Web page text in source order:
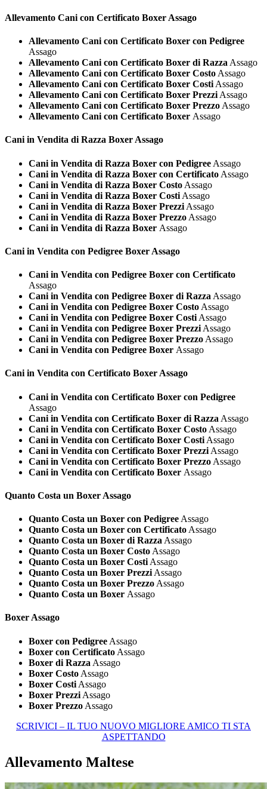
Allevamento Cani con Certificato Boxer Assago
Allevamento Cani con Certificato Boxer con Pedigree
Assago
Allevamento Cani con Certificato Boxer di Razza Assago
Allevamento Cani con Certificato Boxer Costo Assago
Allevamento Cani con Certificato Boxer Costi Assago
Allevamento Cani con Certificato Boxer Prezzi Assago
Allevamento Cani con Certificato Boxer Prezzo Assago
Allevamento Cani con Certificato Boxer Assago
Cani in Vendita di Razza Boxer Assago
Cani in Vendita di Razza Boxer con Pedigree Assago
Cani in Vendita di Razza Boxer con Certificato Assago
Cani in Vendita di Razza Boxer Costo Assago
Cani in Vendita di Razza Boxer Costi Assago
Cani in Vendita di Razza Boxer Prezzi Assago
Cani in Vendita di Razza Boxer Prezzo Assago
Cani in Vendita di Razza Boxer Assago
Cani in Vendita con Pedigree Boxer Assago
Cani in Vendita con Pedigree Boxer con Certificato
Assago
Cani in Vendita con Pedigree Boxer di Razza Assago
Cani in Vendita con Pedigree Boxer Costo Assago
Cani in Vendita con Pedigree Boxer Costi Assago
Cani in Vendita con Pedigree Boxer Prezzi Assago
Cani in Vendita con Pedigree Boxer Prezzo Assago
Cani in Vendita con Pedigree Boxer Assago
Cani in Vendita con Certificato Boxer Assago
Cani in Vendita con Certificato Boxer con Pedigree
Assago
Cani in Vendita con Certificato Boxer di Razza Assago
Cani in Vendita con Certificato Boxer Costo Assago
Cani in Vendita con Certificato Boxer Costi Assago
Cani in Vendita con Certificato Boxer Prezzi Assago
Cani in Vendita con Certificato Boxer Prezzo Assago
Cani in Vendita con Certificato Boxer Assago
Quanto Costa un Boxer Assago
Quanto Costa un Boxer con Pedigree Assago
Quanto Costa un Boxer con Certificato Assago
Quanto Costa un Boxer di Razza Assago
Quanto Costa un Boxer Costo Assago
Quanto Costa un Boxer Costi Assago
Quanto Costa un Boxer Prezzi Assago
Quanto Costa un Boxer Prezzo Assago
Quanto Costa un Boxer Assago
Boxer Assago
Boxer con Pedigree Assago
Boxer con Certificato Assago
Boxer di Razza Assago
Boxer Costo Assago
Boxer Costi Assago
Boxer Prezzi Assago
Boxer Prezzo Assago
SCRIVICI – IL TUO NUOVO MIGLIORE AMICO TI STA
ASPETTANDO
Allevamento Maltese